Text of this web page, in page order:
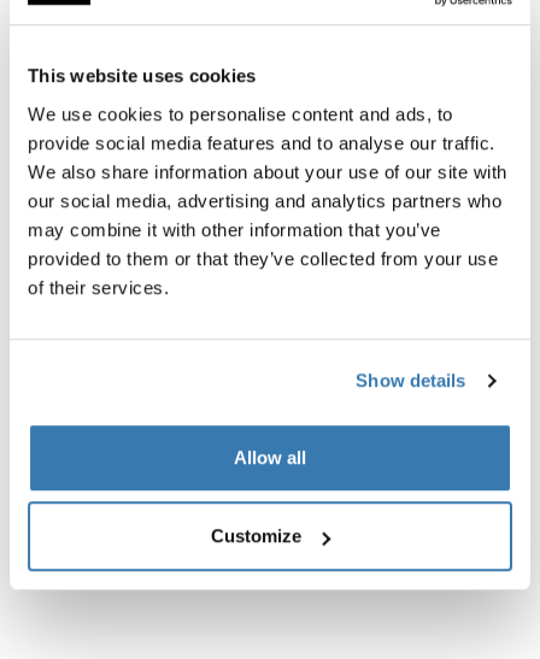
This website uses cookies
We use cookies to personalise content and ads, to
provide social media features and to analyse our traffic.
We also share information about your use of our site with
our social media, advertising and analytics partners who
may combine it with other information that you’ve
provided to them or that they’ve collected from your use
of their services.
Show details
Allow all
Customize
Housse de couvercle pour protéger le coffre des
Toggle features
Toutes les caractéristiques
Caractéristiques techniques
Toggle overview
Commentaires